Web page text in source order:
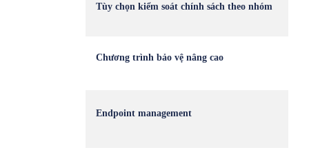
Tùy chọn kiểm soát chính sách theo nhóm
Chương trình bảo vệ nâng cao
Endpoint management